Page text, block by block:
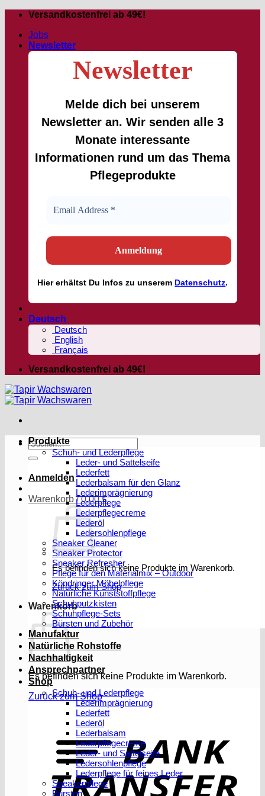
Zum
springen
Versandkostenfrei ab 49€!
Jobs
Newsletter
Newsletter
Melde dich bei unserem
Newsletter an. Wir senden alle 3
Monate interessante
Informationen rund um das Thema
Pflegeprodukte
Hiererhältst Du Infos zu unserem Datenschutz.
Deutsch
Deutsch
English
Français
Versandkostenfrei ab 49€!
Suchen
nach:
Anmelden
Warenkorb /0,00€
Es befinden sich keine Produkte im Warenkorb.
Zurück zum Shop
Warenkorb
Es befinden sich keine Produkte im Warenkorb.
Zurück zum Shop
Produkte
Schuh- und Lederpflege
Leder- und Sattelseife
Lederfett
Lederbalsam für den Glanz
Lederimprägnierung
Lederpflege
Lederpflegecreme
Lederöl
Ledersohlenpflege
Sneaker Cleaner
Sneaker Protector
Sneaker Refresher
Pflege für den Materialmix – Outdoor
Köndringer Möbelpflege
Natürliche Kunststoffpflege
Schuhputzkisten
Schuhpflege-Sets
Bürsten und Zubehör
Manufaktur
Natürliche Rohstoffe
Nachhaltigkeit
Ansprechpartner
Shop
Schuh- und Lederpflege
Lederimprägnierung
Lederfett
Lederöl
Lederbalsam
Lederpflegecreme
Leder- und Sattelseife
Ledersohlenpflege
Lederpflege für feines Leder
Sneakerpflege
Bürsten